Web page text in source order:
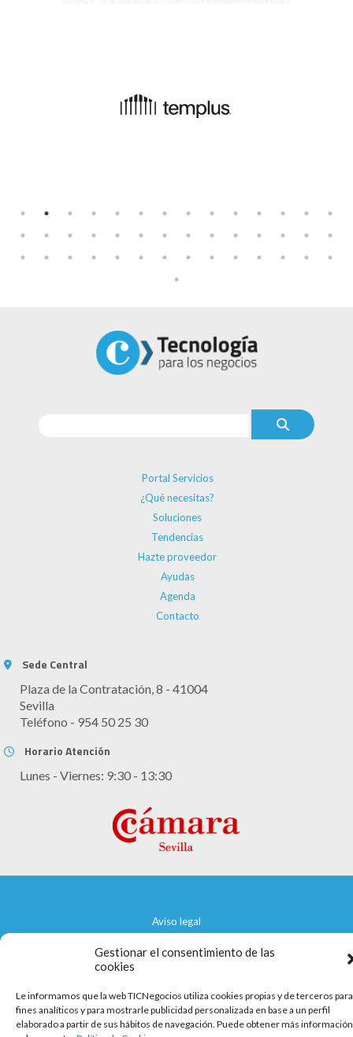
Gestionar el consentimiento de las
cookies
Le informamos que la web TICNegocios utiliza cookies propias y de terceros para
fines analíticos y para mostrarle publicidad personalizada en base a un perfil
elaborado a partir de sus hábitos de navegación. Puede obtener más información
Portal Servicios
¿Qué necesitas?
Soluciones
Tendencias
Hazte proveedor
Ayudas
Agenda
Contacto
Sede Central
Plaza de la Contratación, 8 - 41004
Sevilla
Teléfono - 954 50 25 30
Horario Atención
Lunes - Viernes: 9:30 - 13:30
Aviso legal
Política de cookies